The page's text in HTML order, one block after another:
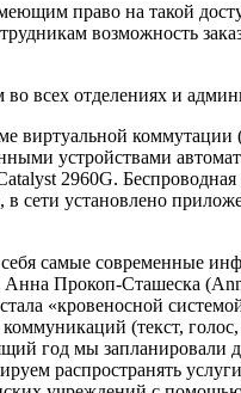
право на такой
возможность
отделениях и
коммутации
устройствами
2960G. Беспроводная
сети установлено
самые современные
Прокоп-Сташеска
«кровеносной
(текст,
год мы запланировали
распространять